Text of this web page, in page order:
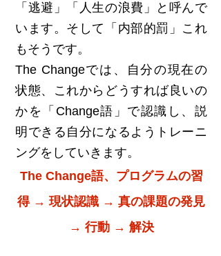
「逃避」「人生の浪費」と呼んで
います。そして「内部的罰」これ
もそうです。
The Changeでは、自分の現在の
状態、これからどうすれば良いの
かを「Change語」で認識し、説
明できる自分になるようトレーニ
ングをしていきます。
The Change語、プログラムの習
得 → 現状認識 → 真の課題の発見
→ 行動 → 解決